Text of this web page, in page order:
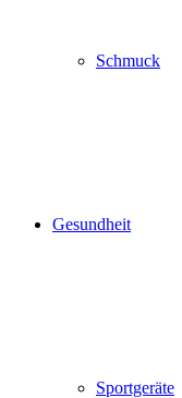
Schmuck
Gesundheit
Sportgeräte